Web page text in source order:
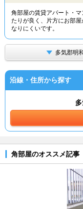
角部屋の賃貸アパート・
たりが良く、片方にお部
なりにくいです。
多気郡明
沿線・住所から探す
角部屋のオススメ記事